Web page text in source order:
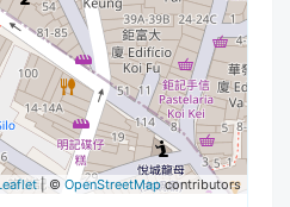
| © OpenStreetMapcontributors